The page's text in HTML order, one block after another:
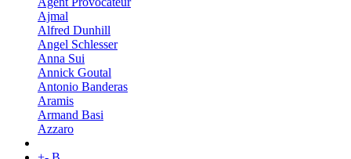
Ajmal
Alfred Dunhill
Angel Schlesser
Anna Sui
Annick Goutal
Antonio Banderas
Aramis
Armand Basi
Azzaro